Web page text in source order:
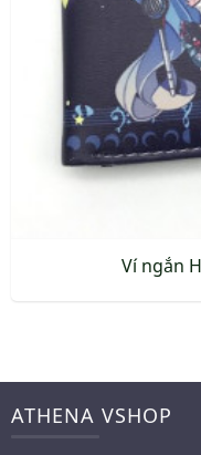
Ví ngắn
ATHENA VSHOP